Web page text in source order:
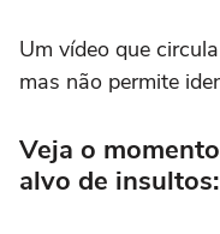
Um vídeo que
mas não permite
Veja o
alvo de insultos: